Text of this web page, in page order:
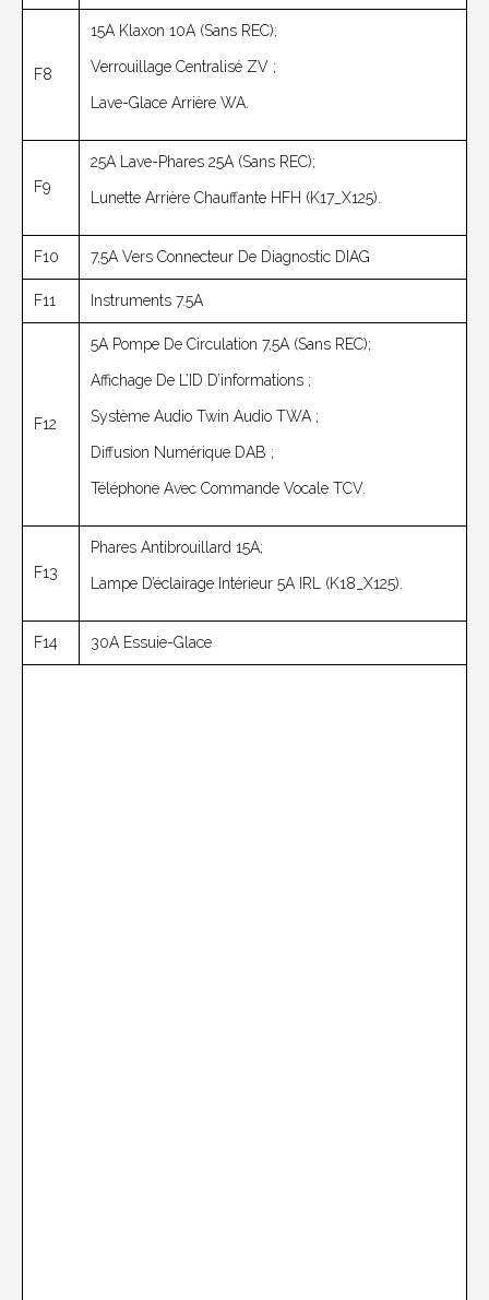
F8
15A Klaxon 10A (sans REC);
Verrouillage Centralisé ZV ;
Lave-Glace Arrière WA.
F9
25A Lave-Phares 25A (sans REC);
Lunette Arrière Chauffante HFH (K17_X125).
F10 7,5A Vers Connecteur De Diagnostic DIAG
F11 Instruments 7.5A
F12
5A Pompe De Circulation 7,5A (sans REC);
Affichage De L’ID D’informations ;
Système Audio Twin Audio TWA ;
Diffusion Numérique DAB ;
Téléphone Avec Commande Vocale TCV.
F13
Phares Antibrouillard 15A;
Lampe D’éclairage Intérieur 5A IRL (K18_X125).
F14 30A Essuie-Glace